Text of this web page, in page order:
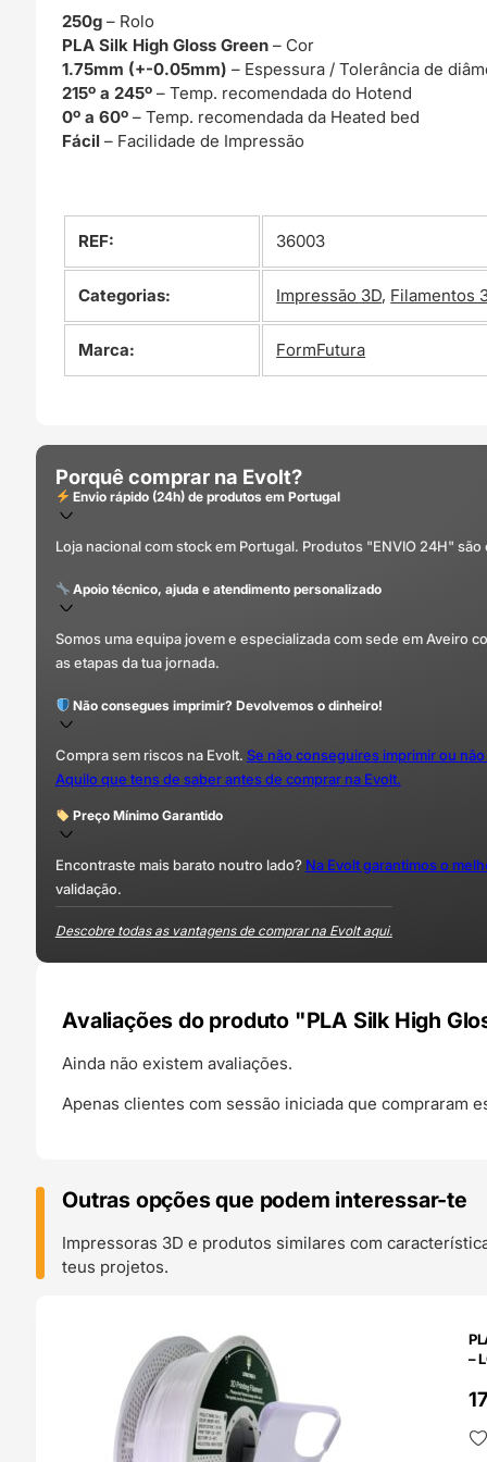
250g– Rolo
PLA Silk High Gloss Green– Cor
1.75mm (+-0.05mm) – Espessura / Tolerância de
215º a 245º – Temp. recomendada do Hotend
0º a 60º– Temp. recomendada da Heated bed
Fácil– Facilidade de Impressão
REF: 36003
Categorias: Impressão 3D, Filamentos
Marca: FormFutura
Porquê comprar na Evolt?
Envio rápido (24h) de produtos em Portugal
Loja nacional com stock em Portugal. Produtos "ENVIO 24H"
Apoio técnico, ajuda e atendimento personalizado
Somos uma equipa jovem e especializada com sede em Aveiro
as etapas da tua jornada.
Não consegues imprimir? Devolvemos o dinheiro!
Compra sem riscos na Evolt. Se não conseguires imprimir ou
Aquilo que tens de saber antes de comprar na Evolt.
Preço Mínimo Garantido
Encontraste mais barato noutro lado? Na Evolt garantimos o
validação.
Descobre todas as vantagens de comprar na Evolt aqui.
Avaliações do produto "PLA Silk High
Ainda não existem avaliações.
Apenas clientes com sessão iniciada que compraram
Outras opções que podem interessar-te
Impressoras 3D e produtos similares com
teus projetos.
–